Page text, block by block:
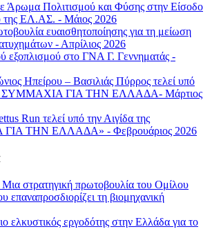
Άρωμα Πολιτισμού και Φύσης στην Είσοδο
της ΕΛ.ΑΣ. - Μάιος 2026
ευαισθητοποίησης για τη μείωση
- Απρίλιος 2026
εξοπλισμού στο ΓΝΑ Γ. Γεννηματάς -
Ηπείρου – Βασιλιάς Πύρρος τελεί υπό
ΣΥΜΜΑΧΙΑ ΓΙΑ ΤΗΝ ΕΛΛΑΔΑ- Μάρτιος
Run τελεί υπό την Αιγίδα της
ΤΗΝ ΕΛΛΑΔΑ» - Φεβρουάριος 2026
στρατηγική πρωτοβουλία του Ομίλου
τη βιομηχανική
ελκυστικός εργοδότης στην Ελλάδα για το